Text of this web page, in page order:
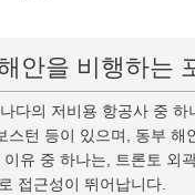
안을 비행하는
다의 저비용 항공사 중
스턴 등이 있으며, 동부
이유 중 하나는, 트론토 외
접근성이 뛰어납니다.